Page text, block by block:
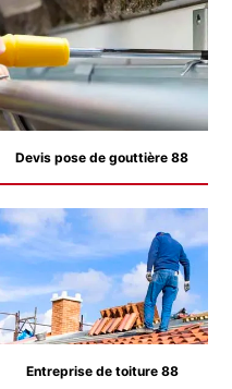
Devis pose de gouttière 88
Entreprise de toiture 88